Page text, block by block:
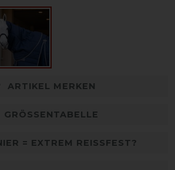
ARTIKEL MERKEN
GRÖSSENTABELLE
= EXTREM REISSFEST?